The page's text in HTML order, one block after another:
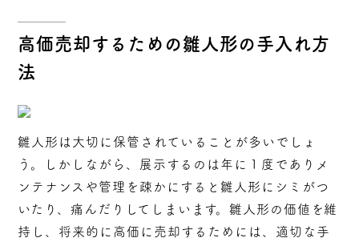
高価売却するための雛人形の手入れ方
法
雛人形は大切に保管されていることが多いでしょ
う。しかしながら、展示するのは年に１度でありメ
ンテナンスや管理を疎かにすると雛人形にシミがつ
いたり、痛んだりしてしまいます。雛人形の価値を維
持し、将来的に高価に売却するためには、適切な手